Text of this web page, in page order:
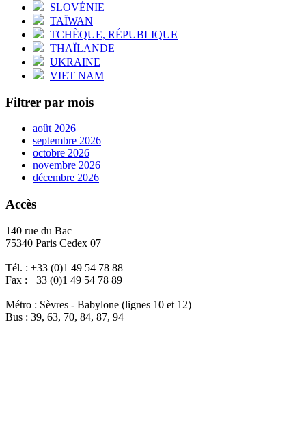
SLOVÉNIE
TAÏWAN
TCHÈQUE, RÉPUBLIQUE
THAÏLANDE
UKRAINE
VIET NAM
Filtrer par mois
août 2026
septembre 2026
octobre 2026
novembre 2026
décembre 2026
Accès
140 rue du Bac
75340 Paris Cedex 07
Tél. : +33 (0)1 49 54 78 88
Fax : +33 (0)1 49 54 78 89
Métro : Sèvres - Babylone (lignes 10 et 12)
Bus : 39, 63, 70, 84, 87, 94